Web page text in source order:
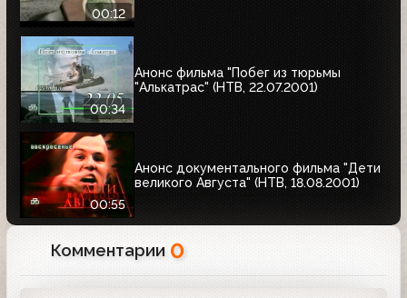
00:12
00:34
Анонс фильма "Побег из тюрьмы
"Алькатрас" (НТВ, 22.07.2001)
00:55
Анонс документального фильма "Дети
великого Августа" (НТВ, 18.08.2001)
Комментарии 0